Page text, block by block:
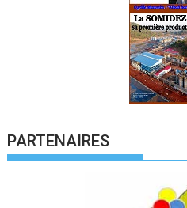
PARTENAIRES